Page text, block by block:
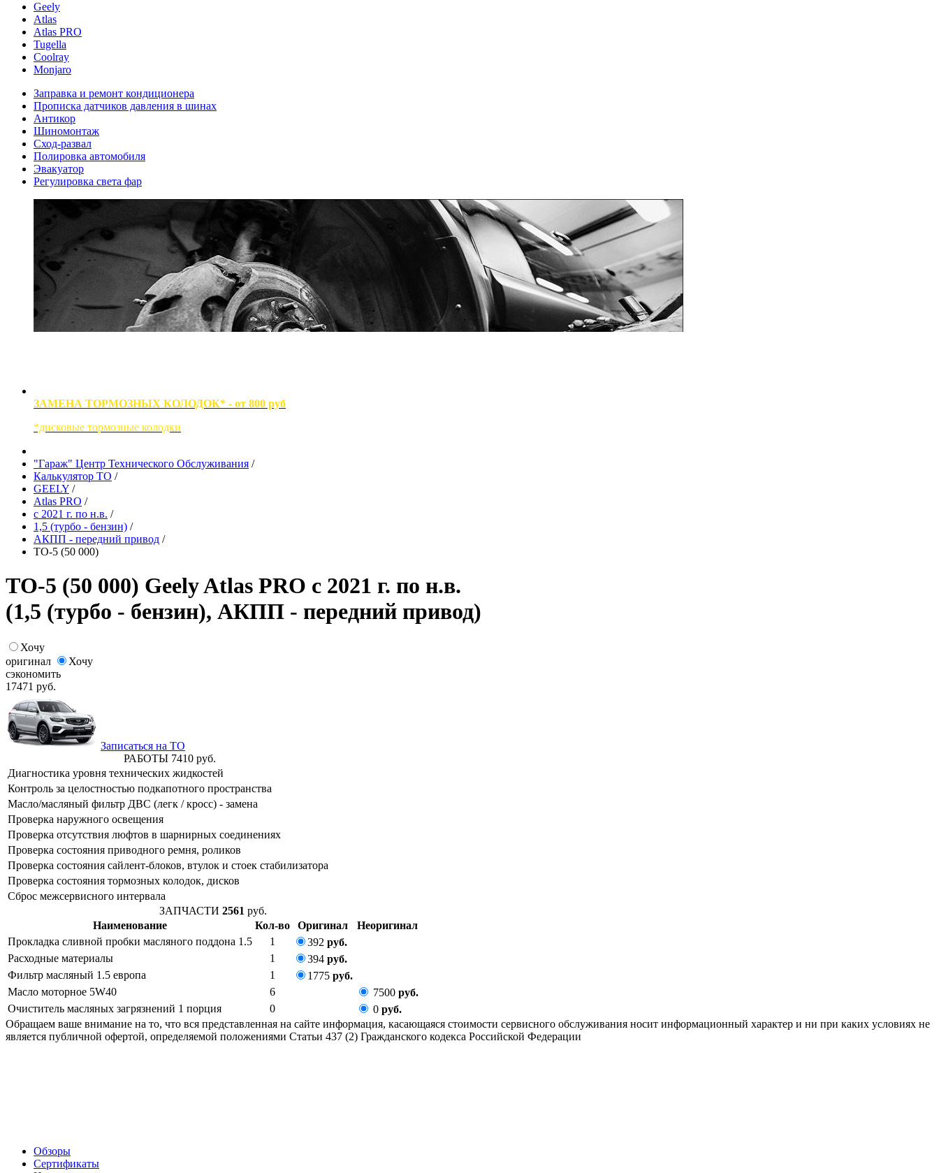
Geely
Atlas
Atlas PRO
Tugella
Coolray
Monjaro
Заправка и ремонт кондиционера
Прописка датчиков давления в шинах
Антикор
Шиномонтаж
Сход-развал
Полировка автомобиля
Эвакуатор
Регулировка света фар
ЗАМЕНА ТОРМОЗНЫХ КОЛОДОК* - от 800 руб
*дисковые тормозные колодки
"Гараж" Центр Технического Обслуживания /
Калькулятор ТО /
GEELY /
Atlas PRO /
с 2021 г. по н.в. /
1,5 (турбо - бензин) /
АКПП - передний привод /
ТО-5 (50 000)
ТО-5 (50 000) Geely Atlas PRO с 2021 г. по н.в.
(1,5 (турбо - бензин), АКПП - передний привод)
Хочу
оригинал
Хочу
сэкономить
17471 руб.
Записаться на ТО
РАБОТЫ 7410руб.
Диагностика уровня технических жидкостей
Контроль за целостностью подкапотного пространства
Масло/масляный фильтр ДВС (легк / кросс) - замена
Проверка наружного освещения
Проверка отсутствия люфтов в шарнирных соединениях
Проверка состояния приводного ремня, роликов
Проверка состояния сайлент-блоков, втулок и стоек стабилизатора
Проверка состояния тормозных колодок, дисков
Сброс межсервисного интервала
ЗАПЧАСТИ 2561 руб.
Наименование
Кол-во Оригинал
Неоригинал
Прокладка сливной пробки масляного поддона 1.5
1 392 руб.
Расходные материалы
1 394 руб.
Фильтр масляный 1.5 европа
1 1775 руб.
Масло моторное 5W40
6 7500 руб.
Очиститель масляных загрязнений 1 порция
0 0 руб.
Обращаем ваше внимание на то, что вся представленная на сайте информация, касающаяся стоимости сервисного обслуживания носит информационный характер и ни при каких условиях не
является публичной офертой, определяемой положениями Статьи 437 (2) Гражданского кодекса Российской Федерации
Обзоры
Сертификаты